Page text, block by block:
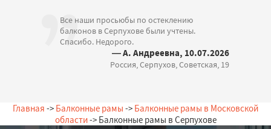
Все наши просьюбы по остеклению
балконов в Серпухове были учтены.
Спасибо. Недорого.
— А. Андреевна, 10.07.2026
Россия, Серпухов, Советская, 19
Главная -> Балконные рамы -> Балконные рамы в Московской
области-> Балконные рамы в Серпухове